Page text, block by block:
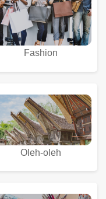
Fashion
Oleh-oleh